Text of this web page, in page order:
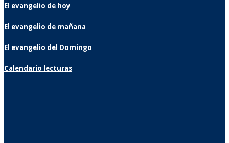
El evangelio de hoy
El evangelio de mañana
El evangelio del Domingo
Calendario lecturas